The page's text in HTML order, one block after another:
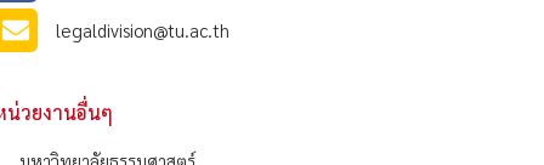
legaldivision@tu.ac.th
น่วยงานอื่นๆ